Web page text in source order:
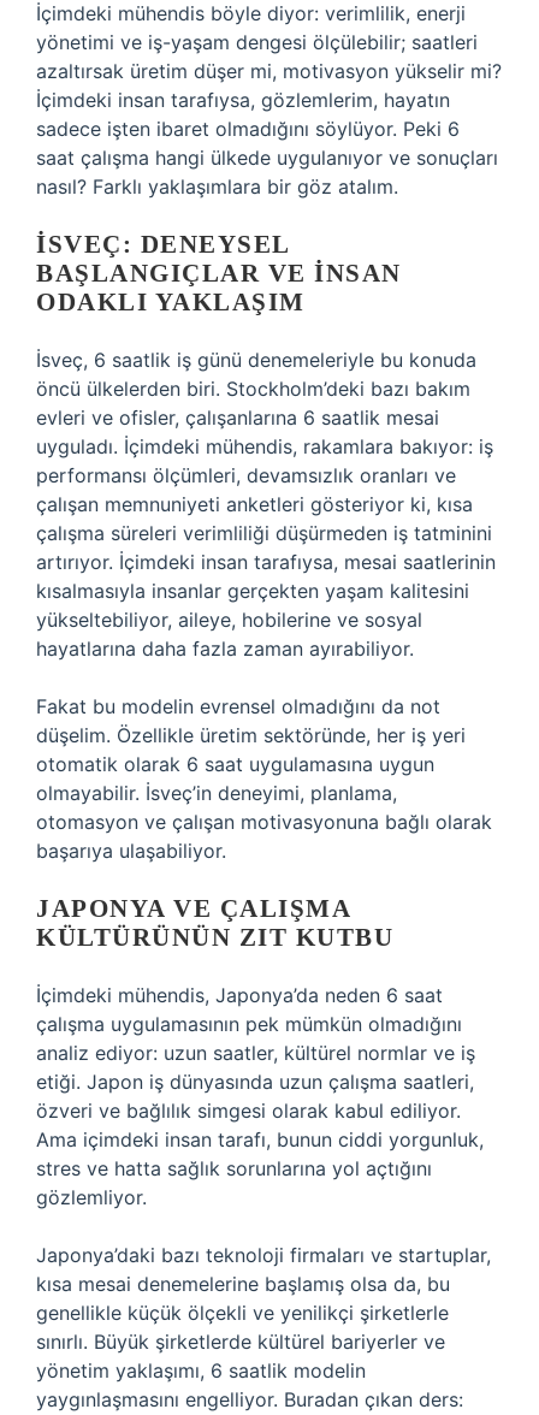
İçimdeki mühendis böyle diyor: verimlilik, enerji
yönetimi ve iş-yaşam dengesi ölçülebilir; saatleri
azaltırsak üretim düşer mi, motivasyon yükselir mi?
İçimdeki insan tarafıysa, gözlemlerim, hayatın
sadece işten ibaret olmadığını söylüyor. Peki 6
saat çalışma hangi ülkede uygulanıyor ve sonuçları
nasıl? Farklı yaklaşımlara bir göz atalım.
İSVEÇ: DENEYSEL
BAŞLANGIÇLAR VE İNSAN
ODAKLI YAKLAŞIM
İsveç, 6 saatlik iş günü denemeleriyle bu konuda
öncü ülkelerden biri. Stockholm’deki bazı bakım
evleri ve ofisler, çalışanlarına 6 saatlik mesai
uyguladı. İçimdeki mühendis, rakamlara bakıyor: iş
performansı ölçümleri, devamsızlık oranları ve
çalışan memnuniyeti anketleri gösteriyor ki, kısa
çalışma süreleri verimliliği düşürmeden iş tatminini
artırıyor. İçimdeki insan tarafıysa, mesai saatlerinin
kısalmasıyla insanlar gerçekten yaşam kalitesini
yükseltebiliyor, aileye, hobilerine ve sosyal
hayatlarına daha fazla zaman ayırabiliyor.
Fakat bu modelin evrensel olmadığını da not
düşelim. Özellikle üretim sektöründe, her iş yeri
otomatik olarak 6 saat uygulamasına uygun
olmayabilir. İsveç’in deneyimi, planlama,
otomasyon ve çalışan motivasyonuna bağlı olarak
başarıya ulaşabiliyor.
JAPONYA VE ÇALIŞMA
KÜLTÜRÜNÜN ZIT KUTBU
İçimdeki mühendis, Japonya’da neden 6 saat
çalışma uygulamasının pek mümkün olmadığını
analiz ediyor: uzun saatler, kültürel normlar ve iş
etiği. Japon iş dünyasında uzun çalışma saatleri,
özveri ve bağlılık simgesi olarak kabul ediliyor.
Ama içimdeki insan tarafı, bunun ciddi yorgunluk,
stres ve hatta sağlık sorunlarına yol açtığını
gözlemliyor.
Japonya’daki bazı teknoloji firmaları ve startuplar,
kısa mesai denemelerine başlamış olsa da, bu
genellikle küçük ölçekli ve yenilikçi şirketlerle
sınırlı. Büyük şirketlerde kültürel bariyerler ve
yönetim yaklaşımı, 6 saatlik modelin
yaygınlaşmasını engelliyor. Buradan çıkan ders: